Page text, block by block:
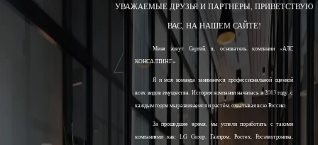
УВАЖАЕМЫЕ ДРУЗЬЯ И ПАРТНЕРЫ, ПРИВЕТСТВУЮ
ВАС, НА НАШЕМ САЙТЕ!
Меня зовут Сергей, я, основатель компании «АЛС
КОНСАЛТИНГ».
Я и моя команда занимаемся профессиональной оценкой
всех видов имущества. История компании началась в 2013 году, с
каждым годом мы развиваемся и растём, охватывая всю Россию.
За прошедшее время, мы успели поработать с такими
компаниями как: LG Group, Газпром, Ростех, Росэлектроника,